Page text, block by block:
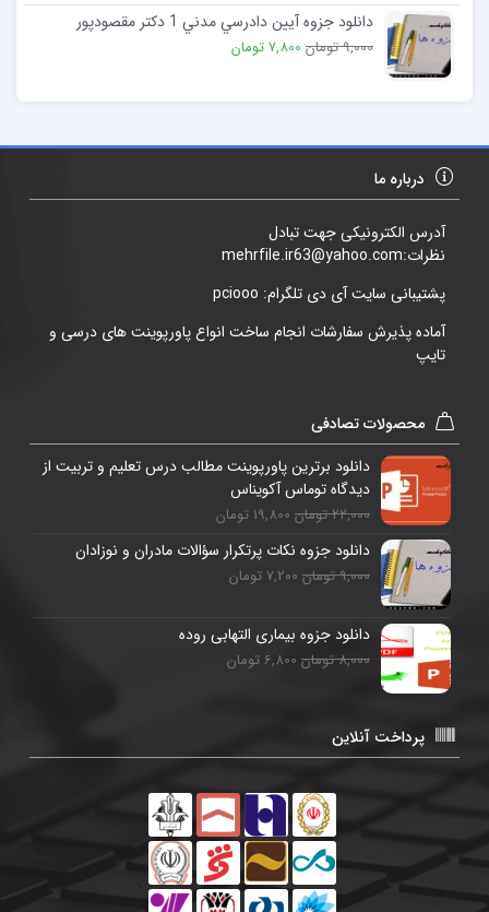
دانلود جزوه آيين دادرسي مدني 1 دکتر مقصودپور
9,000 تومان 7,800 تومان
درباره ما
آدرس الکترونیکی جهت تبادل
نظرات:mehrfile.ir63@yahoo.com
پشتیبانی سایت آی دی تلگرام: pciooo
آماده پذیرش سفارشات انجام ساخت انواع پاورپوینت های درسی و
تایپ
محصولات تصادفی
دانلود برترین پاورپوینت مطالب درس تعليم و تربيت از
ديدگاه توماس آكويناس
22,000 تومان 19,800 تومان
دانلود جزوه نکات پرتکرار سؤالات مادران و نوزادان
9,000 تومان 7,200 تومان
دانلود جزوه بیماری التهابی روده
8,000 تومان 6,800 تومان
پرداخت آنلاین